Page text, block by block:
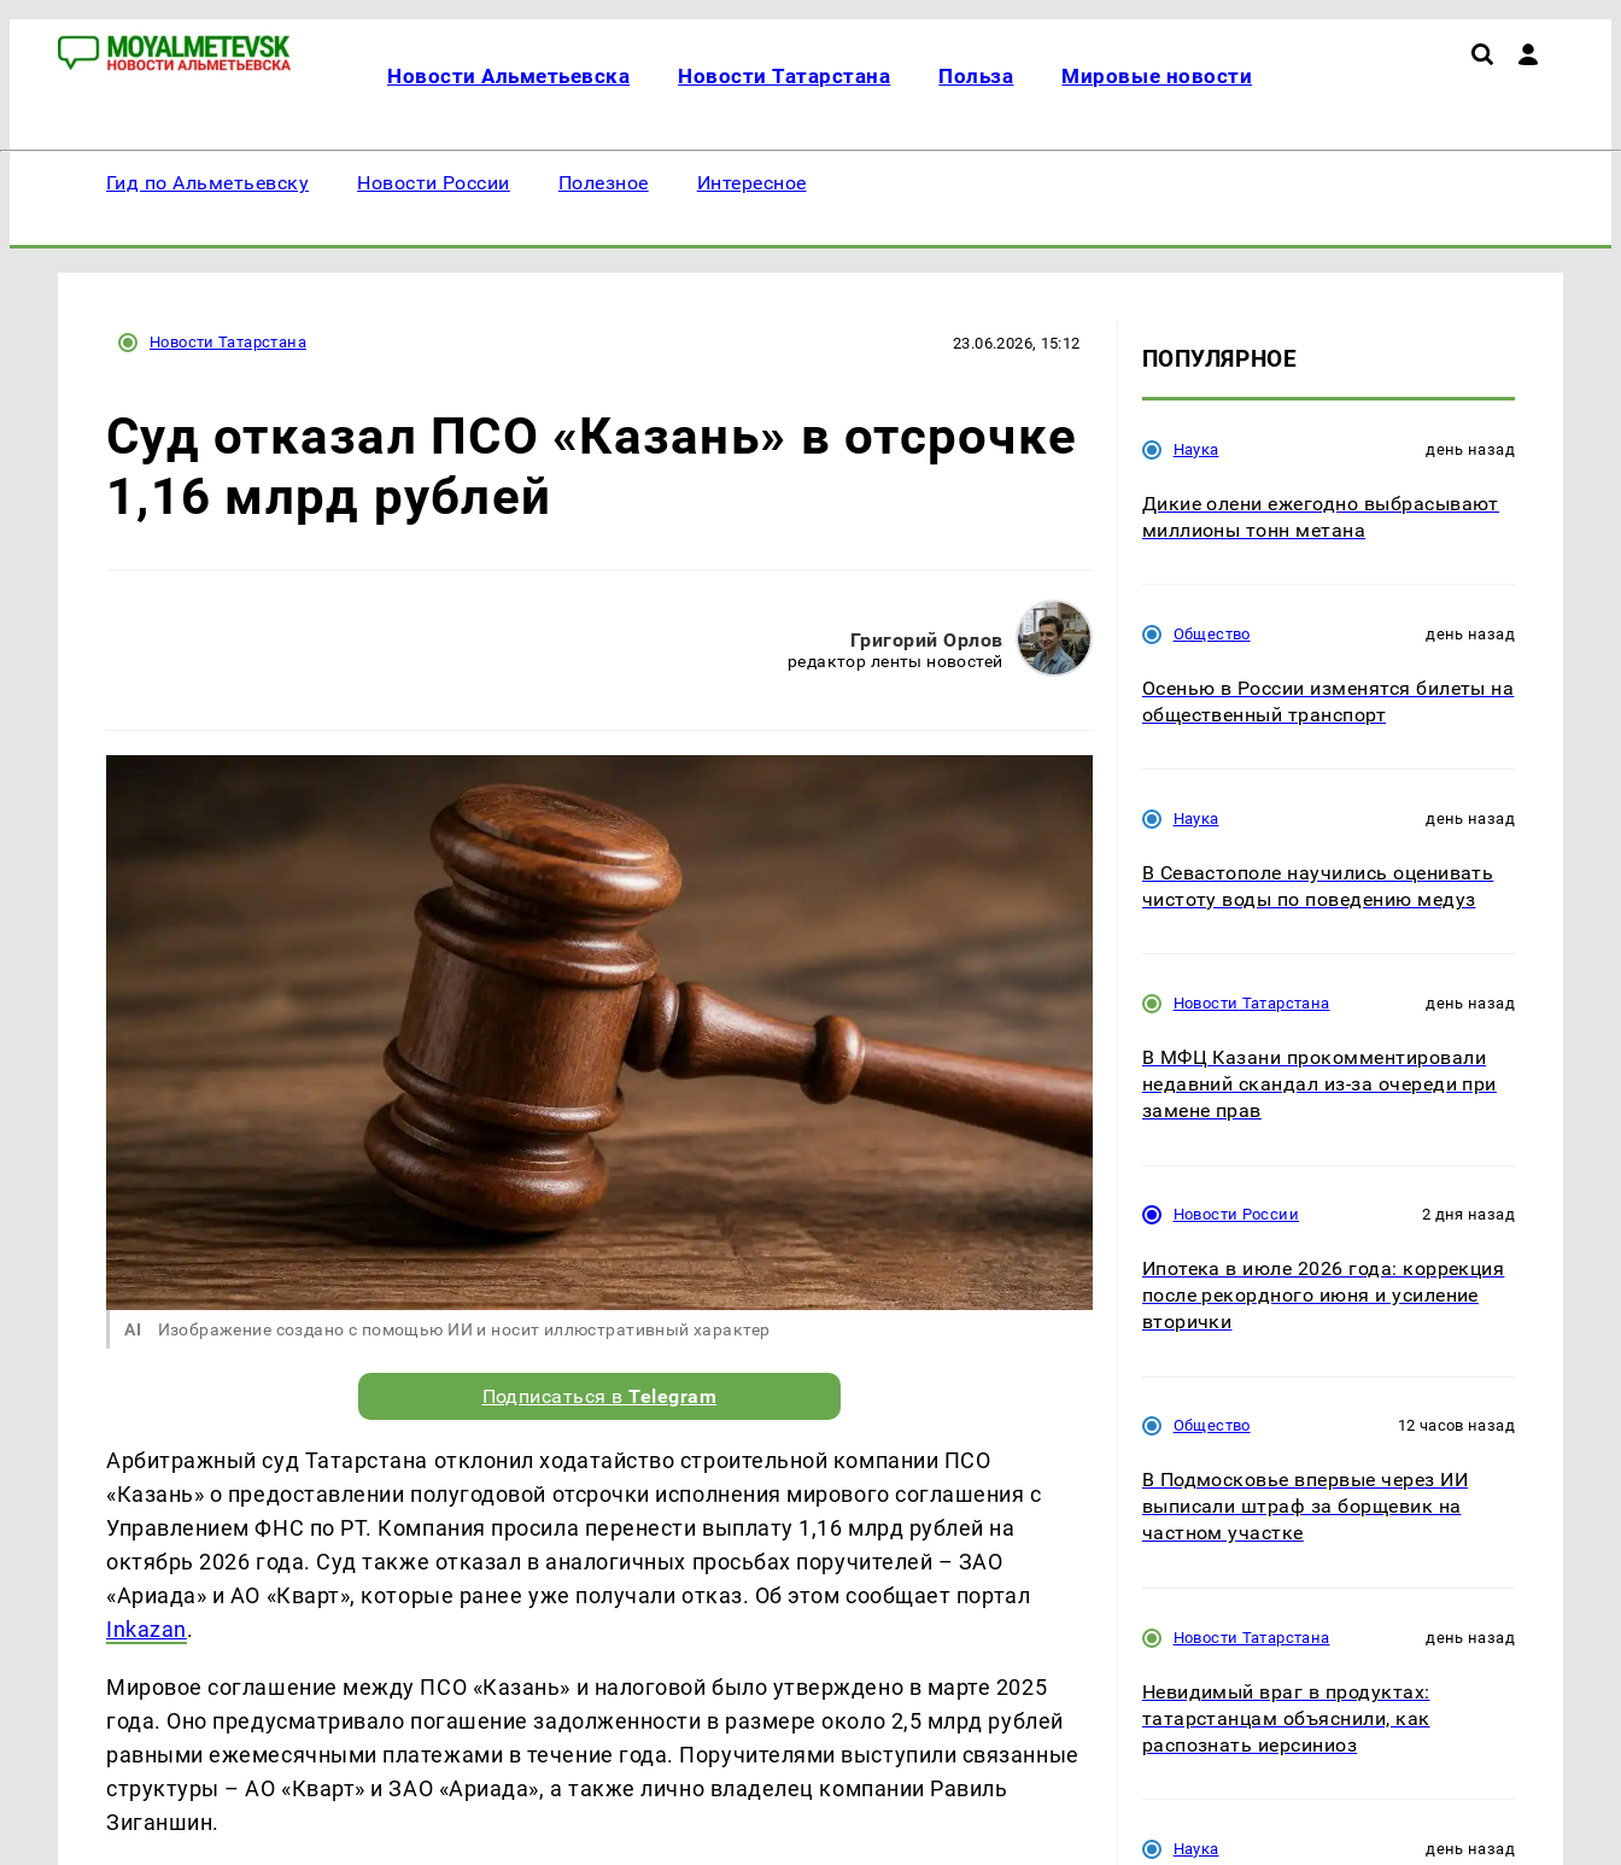
Новости Альметьевска Новости Татарстана Польза Мировые новости
Гид по Альметьевску Новости России Полезное Интересное
Новости Татарстана 23.06.2026, 15:12
Суд отказал ПСО «Казань» в отсрочке
1,16 млрд рублей
Григорий Орлов
редактор ленты новостей
AI Изображение создано с помощью ИИ и носит иллюстративный характер
Подписаться вTelegram
Арбитражный суд Татарстана отклонил ходатайство строительной компании ПСО
«Казань» о предоставлении полугодовой отсрочки исполнения мирового соглашения с
Управлением ФНС по РТ. Компания просила перенести выплату 1,16 млрд рублей на
октябрь 2026 года. Суд также отказал в аналогичных просьбах поручителей – ЗАО
«Ариада» и АО «Кварт», которые ранее уже получали отказ. Об этом сообщает портал
Inkazan.
Мировое соглашение между ПСО «Казань» и налоговой было утверждено в марте 2025
года. Оно предусматривало погашение задолженности в размере около 2,5 млрд рублей
равными ежемесячными платежами в течение года. Поручителями выступили связанные
структуры – АО «Кварт» и ЗАО «Ариада», а также лично владелец компании Равиль
Зиганшин.
ПОПУЛЯРНОЕ
Наука день назад
Дикие олени ежегодно выбрасывают
миллионы тонн метана
Общество день назад
Осенью в России изменятся билеты на
общественный транспорт
Наука день назад
В Севастополе научились оценивать
чистоту воды по поведению медуз
Новости Татарстана день назад
В МФЦ Казани прокомментировали
недавний скандал из-за очереди при
замене прав
Новости России 2 дня назад
Ипотека в июле 2026 года: коррекция
после рекордного июня и усиление
вторички
Общество 12 часов назад
В Подмосковье впервые через ИИ
выписали штраф за борщевик на
частном участке
Новости Татарстана день назад
Невидимый враг в продуктах:
татарстанцам объяснили, как
распознать иерсиниоз
Наука день назад